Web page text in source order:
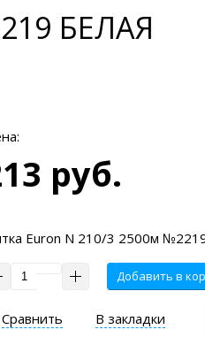
БЕЛАЯ
руб.
Euron N 210/3 2500м
Добавить в
Сравнить В закладки